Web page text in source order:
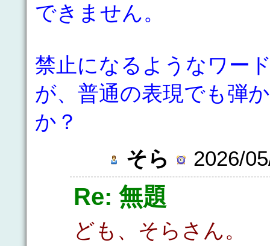
できません。
禁止になるようなワー
が、普通の表現でも弾
か？
そら
2026/
Re: 無題
ども、そらさん。